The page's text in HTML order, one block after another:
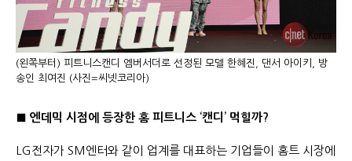
(왼쪽부터) 피트니스캔디 엠버서더로 선정된 모델 한혜진, 댄서 아이키, 방
송인 최여진 (사진=씨넷코리아)
■ 엔데믹 시점에 등장한 홈 피트니스 ‘캔디’ 먹힐까?
LG전자가 SM엔터와 같이 업계를 대표하는 기업들이 홈트 시장에